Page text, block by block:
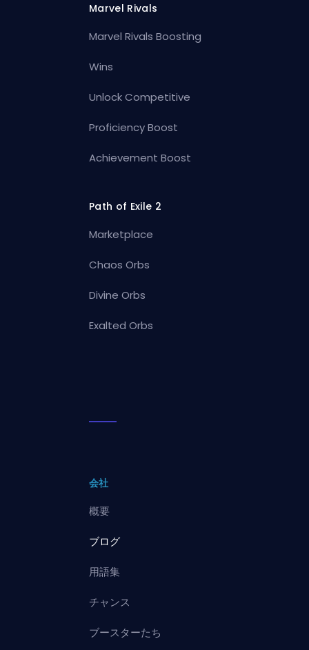
Marvel Rivals
Marvel Rivals Boosting
Wins
Unlock Competitive
Proficiency Boost
Achievement Boost
Path of Exile 2
Marketplace
Chaos Orbs
Divine Orbs
Exalted Orbs
会社
概要
ブログ
用語集
チャンス
ブースターたち